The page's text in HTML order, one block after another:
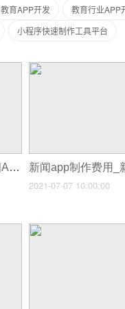
教育APP开发
教育行业APP
小程序快速制作工具平台
新闻app制作要多少钱_新闻APP软件开发用户需要什么功能
2021-07-07 10:00:00